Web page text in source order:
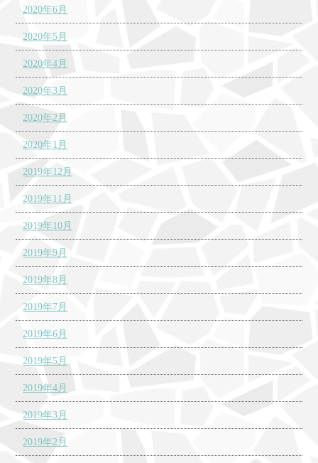
2020年6月
2020年5月
2020年4月
2020年3月
2020年2月
2020年1月
2019年12月
2019年11月
2019年10月
2019年9月
2019年8月
2019年7月
2019年6月
2019年5月
2019年4月
2019年3月
2019年2月